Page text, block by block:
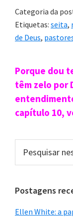
Categoria da
Etiquetas: seita,
de Deus,
Sidebar
primária
Porque dou
têm zelo por
capítulo 10,
neste
Postagens
Ellen White: a